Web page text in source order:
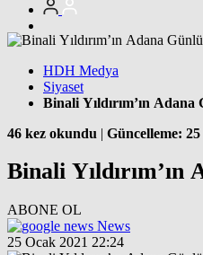
HDH Medya
Siyaset
Binali Yıldırım’ın Adana
46 kez okundu | Güncelleme:
Binali Yıldırım’ın
ABONE OL
News
25 Ocak 2021 22:24